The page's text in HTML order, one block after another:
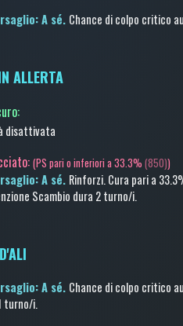
A sé. Chance di colpo critico
ALLERTA
:
disattivata
(PS pari o inferiori a 33.3% (850))
A sé. Rinforzi.Cura pari a
Scambio dura 2 turno/i.
A sé. Chance di colpo critico
turno/i.